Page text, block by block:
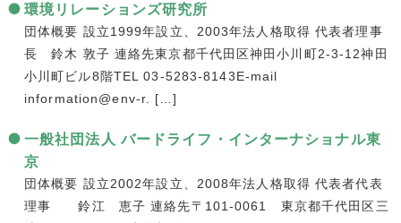
環境リレーションズ研究所
団体概要 設立1999年設立、2003年法人格取得 代表者理事
長 鈴木 敦子 連絡先東京都千代田区神田小川町2-3-12神田
小川町ビル8階TEL 03-5283-8143E-mail
information@env-r. […]
一般社団法人 バードライフ・インターナショナル東
京
団体概要 設立2002年設立、2008年法人格取得 代表者代表
理事 鈴江 恵子 連絡先〒101-0061 東京都千代田区三